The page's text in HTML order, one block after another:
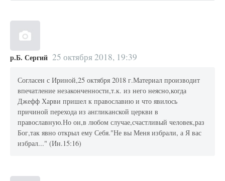
р.Б. Сергий 25 октября 2018, 19:39
Согласен с Ириной,25 октября 2018 г.Материал производит
впечатление незаконченности,т.к. из него неясно,когда
Джефф Харви пришел к православию и что явилось
причиной перехода из англиканской церкви в
православную.Но он,в любом случае,счастливый человек,раз
Бог,так явно открыл ему Себя."Не вы Меня избрали, а Я вас
избрал..." (Ин.15:16)